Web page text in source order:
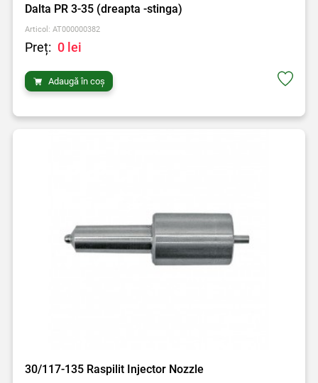
Dalta PR 3-35 (dreapta -stinga)
Articol: AT000000382
Preț: 0 lei
Adaugă în coș
30/117-135 Raspilit Injector Nozzle